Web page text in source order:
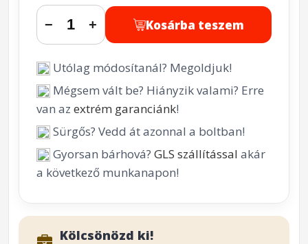
− + Kosárba teszem
Utólag módosítanál? Megoldjuk!
Mégsem vált be? Hiányzik valami? Erre
van az extrém garanciánk!
Sürgős? Vedd át azonnal a boltban!
Gyorsan bárhová? GLS szállítással akár
a következő munkanapon!
Kölcsönözd ki!